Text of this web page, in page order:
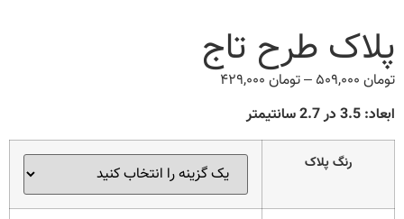
پلاک طرح تاج
تومان –تومان
through
تومان ۵۰۹,۰۰۰
ابعاد: 3.5 در 2.7 سانتیمتر
رنگ پلاک